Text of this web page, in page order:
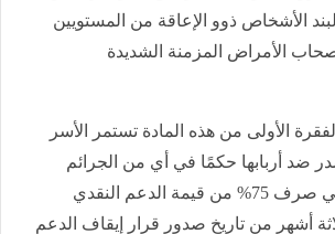
الأشخاص ذوو الإعاقة من المستويين
الأمراض المزمنة الشديدة
الأولى من هذه المادة تستمر الأسر
ضد أربابها حكمًا في أي من الجرائم
المنصوص عليها في صرف 75% من قيمة الدعم النقدي
أشهر من تاريخ صدور قرار إيقاف الدعم